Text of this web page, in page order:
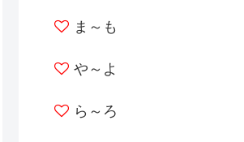
ま～も
や～よ
ら～ろ